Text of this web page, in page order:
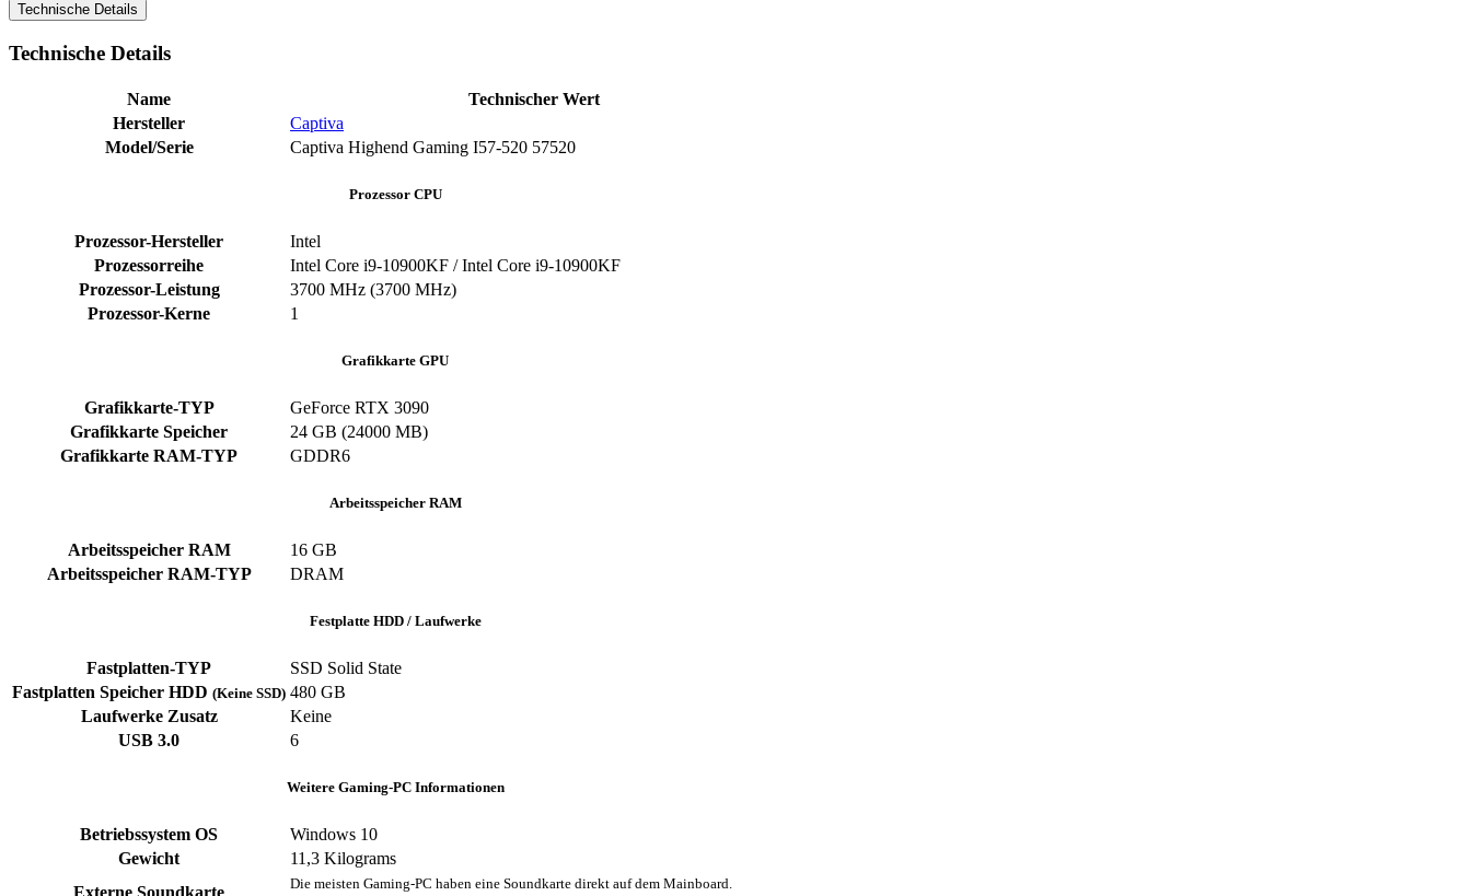
Technische Details
Technische Details
Name
Technischer Wert
Hersteller
Captiva
Model/Serie
‎Captiva Highend Gaming I57-520 ‎57520
Prozessor CPU
Prozessor-Hersteller
‎Intel
Prozessorreihe
Intel Core i9-10900KF / Intel Core i9-10900KF
Prozessor-Leistung
‎3700 MHz (3700 MHz)
Prozessor-Kerne
‎1
Grafikkarte GPU
Grafikkarte-TYP
GeForce RTX 3090
Grafikkarte Speicher
‎24 GB (24000 MB)
Grafikkarte RAM-TYP
‎GDDR6
Arbeitsspeicher RAM
Arbeitsspeicher RAM
‎16 GB
Arbeitsspeicher RAM-TYP
‎DRAM
Festplatte HDD / Laufwerke
Fastplatten-TYP
‎SSD ‎Solid State
Fastplatten Speicher HDD (Keine SSD) 480 GB
Laufwerke Zusatz
‎Keine
USB 3.0
‎6
Weitere Gaming-PC Informationen
Betriebssystem OS
Windows 10
Gewicht
‎11,3 Kilograms
Externe Soundkarte
Die meisten Gaming-PC haben eine Soundkarte direkt auf dem Mainboard.